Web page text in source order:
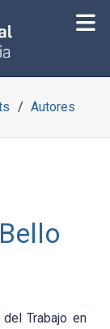
Autores
Trabajo en